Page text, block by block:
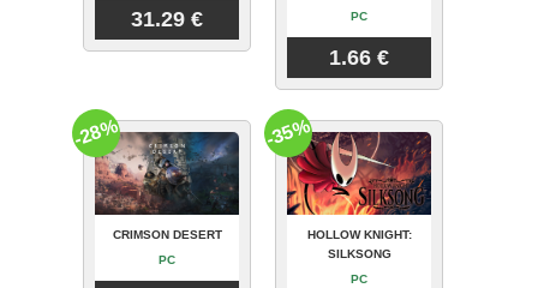
31.29 €
PC
1.66 €
CRIMSON DESERT
PC
-28%
HOLLOW KNIGHT:
SILKSONG
PC
-35%